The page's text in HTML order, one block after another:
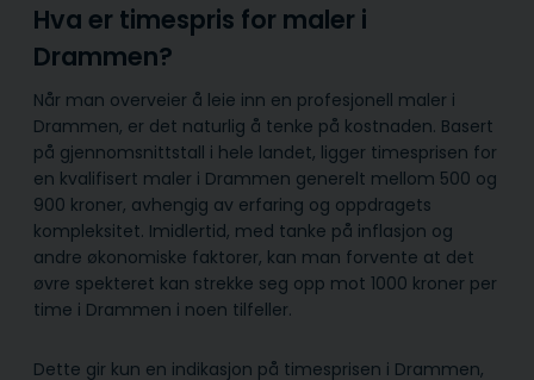
Hva er timespris for maler i
Drammen?
Når man overveier å leie inn en profesjonell maler i
Drammen, er det naturlig å tenke på kostnaden. Basert
på gjennomsnittstall i hele landet, ligger timesprisen for
en kvalifisert maler i Drammen generelt mellom 500 og
900 kroner, avhengig av erfaring og oppdragets
kompleksitet. Imidlertid, med tanke på inflasjon og
andre økonomiske faktorer, kan man forvente at det
øvre spekteret kan strekke seg opp mot 1000 kroner per
time i Drammen i noen tilfeller.
Dette gir kun en indikasjon på timesprisen i Drammen,